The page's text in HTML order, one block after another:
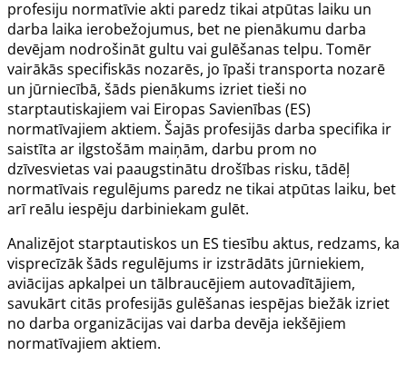
profesiju normatīvie akti paredz tikai atpūtas laiku un
darba laika ierobežojumus, bet ne pienākumu darba
devējam nodrošināt gultu vai gulēšanas telpu. Tomēr
vairākās specifiskās nozarēs, jo īpaši transporta nozarē
un jūrniecībā, šāds pienākums izriet tieši no
starptautiskajiem vai Eiropas Savienības (ES)
normatīvajiem aktiem. Šajās profesijās darba specifika ir
saistīta ar ilgstošām maiņām, darbu prom no
dzīvesvietas vai paaugstinātu drošības risku, tādēļ
normatīvais regulējums paredz ne tikai atpūtas laiku, bet
arī reālu iespēju darbiniekam gulēt.
Analizējot starptautiskos un ES tiesību aktus, redzams, ka
visprecīzāk šāds regulējums ir izstrādāts jūrniekiem,
aviācijas apkalpei un tālbraucējiem autovadītājiem,
savukārt citās profesijās gulēšanas iespējas biežāk izriet
no darba organizācijas vai darba devēja iekšējiem
normatīvajiem aktiem.